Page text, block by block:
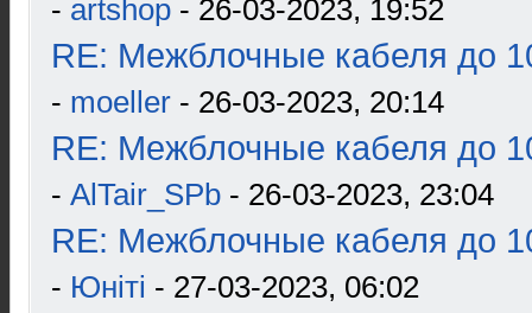
- artshop - 26-03-2023, 19:52
RE: Межблочные кабеля до
- moeller - 26-03-2023, 20:14
RE: Межблочные кабеля до
- AlTair_SPb - 26-03-2023, 23:04
RE: Межблочные кабеля до
- Юнiтi - 27-03-2023, 06:02